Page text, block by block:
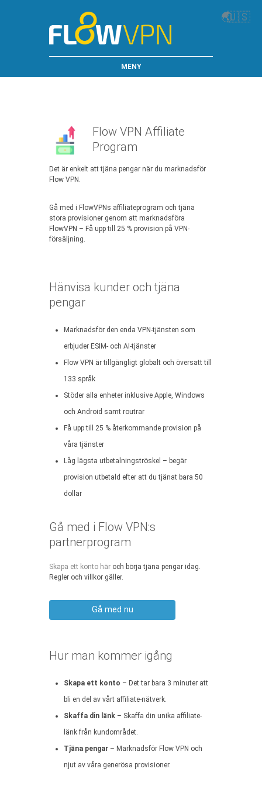
🌏🇺🇸
MENY
Flow VPN Affiliate
Program
Det är enkelt att tjäna pengar när du marknadsför
Flow VPN.
Gå med i FlowVPNs affiliateprogram och tjäna
stora provisioner genom att marknadsföra
FlowVPN – Få upp till 25 % provision på VPN-
försäljning.
Hänvisa kunder och tjäna
pengar
Marknadsför den enda VPN-tjänsten som
erbjuder ESIM- och AI-tjänster
Flow VPN är tillgängligt globalt och översatt till
133 språk
Stöder alla enheter inklusive Apple, Windows
och Android samt routrar
Få upp till 25 % återkommande provision på
våra tjänster
Låg lägsta utbetalningströskel – begär
provision utbetald efter att du tjänat bara 50
dollar
Gå med i Flow VPN:s
partnerprogram
Skapa ett konto här och börja tjäna pengar idag.
Regler och villkor gäller.
Gå med nu
Hur man kommer igång
Skapa ett konto – Det tar bara 3 minuter att
bli en del av vårt affiliate-nätverk.
Skaffa din länk – Skaffa din unika affiliate-
länk från kundområdet.
Tjäna pengar – Marknadsför Flow VPN och
njut av våra generösa provisioner.